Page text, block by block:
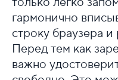
гармонично
строку браузера
Перед тем как
важно